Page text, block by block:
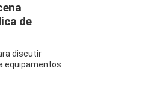
de
discutir
equipamentos